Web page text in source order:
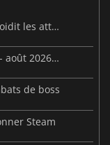
Steam Frame : une fuite sur le prix refroidit les attentes VR
Sorties de jeux vidéo de cette semaine - août 2026 (semaine 32)
de boss
Steam